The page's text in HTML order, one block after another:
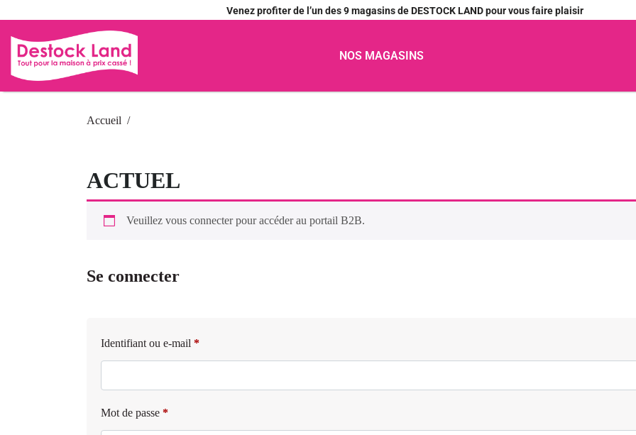
Venez profiter de l’un des 9 magasins de DESTOCK LAND pour vous faire plaisir
NOS MAGASINS
Accueil
ACTUEL
Veuillez vous connecter pour accéder au portail B2B.
Se connecter
Identifiant ou e-mail *
Mot de passe *